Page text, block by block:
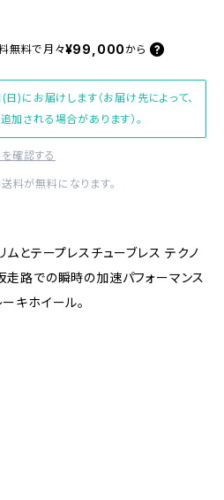
無料で 月々¥99,000 から
)にお届けします（お届け先によって、
加される場合があります）。
確認する
が無料になります。
とテープレスチューブレス テクノ
走路での瞬時の加速パフォーマンス
キホイール。